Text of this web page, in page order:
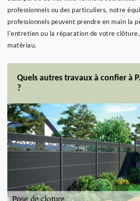
professionnels ou des particuliers, notre
professionnels peuvent prendre en main la
l'entretien ou la réparation de votre
matériau.
Quels autres travaux à confier à
?